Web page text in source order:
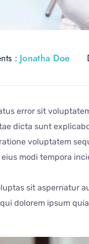
: Jonatha Doe
error sit
dicta sunt
voluptatem
modi tempora
sit aspernatur
dolorem ipsum